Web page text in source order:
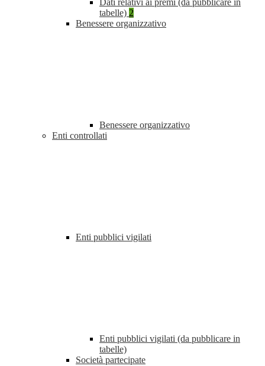
Dati relativi ai premi (da pubblicare in
tabelle) 2
Benessere organizzativo
Benessere organizzativo
Enti controllati
Enti pubblici vigilati
Enti pubblici vigilati (da pubblicare in
tabelle)
Società partecipate